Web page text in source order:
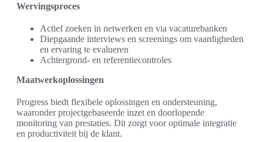
Wervingsproces
Actief zoeken in netwerken en via vacaturebanken
Diepgaande interviews en screenings om vaardigheden
en ervaring te evalueren
Achtergrond- en referentiecontroles
Maatwerkoplossingen
Progress biedt flexibele oplossingen en ondersteuning,
waaronder projectgebaseerde inzet en doorlopende
monitoring van prestaties. Dit zorgt voor optimale integratie
en productiviteit bij de klant.